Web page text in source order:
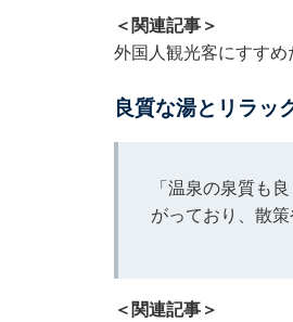
＜関連記事＞
外国人観光客にすす
良質な湯とリラッ
「温泉の泉質も
がっており、散
＜関連記事＞